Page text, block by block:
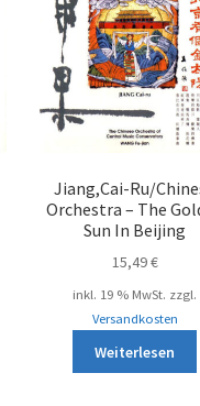
Jiang,Cai-Ru/
Orchestra – The
Sun In Beijing
15,49€
inkl. 19 % MwSt. zzgl.
Versandkosten
Weiterlesen